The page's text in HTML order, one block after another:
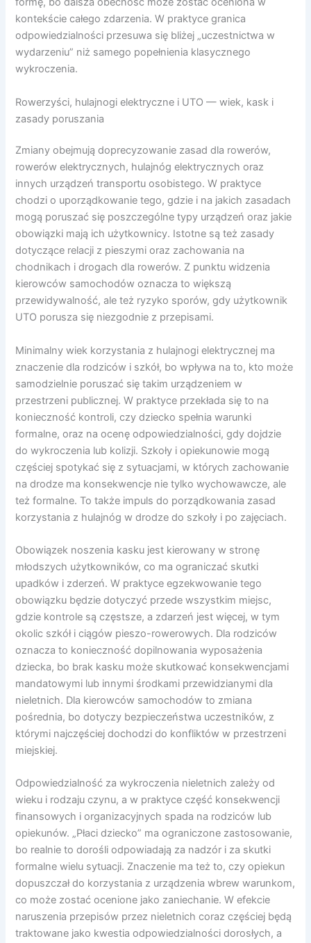
kontekście całego zdarzenia. W praktyce granica
odpowiedzialności przesuwa się bliżej „uczestnictwa w
wydarzeniu” niż samego popełnienia klasycznego
wykroczenia.
Rowerzyści, hulajnogi elektryczne i UTO — wiek, kask i
zasady poruszania
Zmiany obejmują doprecyzowanie zasad dla rowerów,
rowerów elektrycznych, hulajnóg elektrycznych oraz
innych urządzeń transportu osobistego. W praktyce
chodzi o uporządkowanie tego, gdzie i na jakich zasadach
mogą poruszać się poszczególne typy urządzeń oraz jakie
obowiązki mają ich użytkownicy. Istotne są też zasady
dotyczące relacji z pieszymi oraz zachowania na
chodnikach i drogach dla rowerów. Z punktu widzenia
kierowców samochodów oznacza to większą
przewidywalność, ale też ryzyko sporów, gdy użytkownik
UTO porusza się niezgodnie z przepisami.
Minimalny wiek korzystania z hulajnogi elektrycznej ma
znaczenie dla rodziców i szkół, bo wpływa na to, kto może
samodzielnie poruszać się takim urządzeniem w
przestrzeni publicznej. W praktyce przekłada się to na
konieczność kontroli, czy dziecko spełnia warunki
formalne, oraz na ocenę odpowiedzialności, gdy dojdzie
do wykroczenia lub kolizji. Szkoły i opiekunowie mogą
częściej spotykać się z sytuacjami, w których zachowanie
na drodze ma konsekwencje nie tylko wychowawcze, ale
też formalne. To także impuls do porządkowania zasad
korzystania z hulajnóg w drodze do szkoły i po zajęciach.
Obowiązek noszenia kasku jest kierowany w stronę
młodszych użytkowników, co ma ograniczać skutki
upadków i zderzeń. W praktyce egzekwowanie tego
obowiązku będzie dotyczyć przede wszystkim miejsc,
gdzie kontrole są częstsze, a zdarzeń jest więcej, w tym
okolic szkół i ciągów pieszo-rowerowych. Dla rodziców
oznacza to konieczność dopilnowania wyposażenia
dziecka, bo brak kasku może skutkować konsekwencjami
mandatowymi lub innymi środkami przewidzianymi dla
nieletnich. Dla kierowców samochodów to zmiana
pośrednia, bo dotyczy bezpieczeństwa uczestników, z
którymi najczęściej dochodzi do konfliktów w przestrzeni
miejskiej.
Odpowiedzialność za wykroczenia nieletnich zależy od
wieku i rodzaju czynu, a w praktyce część konsekwencji
finansowych i organizacyjnych spada na rodziców lub
opiekunów. „Płaci dziecko” ma ograniczone zastosowanie,
bo realnie to dorośli odpowiadają za nadzór i za skutki
formalne wielu sytuacji. Znaczenie ma też to, czy opiekun
dopuszczał do korzystania z urządzenia wbrew warunkom,
co może zostać ocenione jako zaniechanie. W efekcie
naruszenia przepisów przez nieletnich coraz częściej będą
traktowane jako kwestia odpowiedzialności dorosłych, a